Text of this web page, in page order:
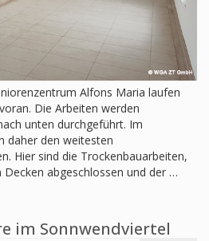
Alfons Maria laufen
Die Arbeiten werden
unten durchgeführt. Im
daher den weitesten
Hier sind die Trockenbauarbeiten,
abgeschlossen und der …
im Sonnwendviertel